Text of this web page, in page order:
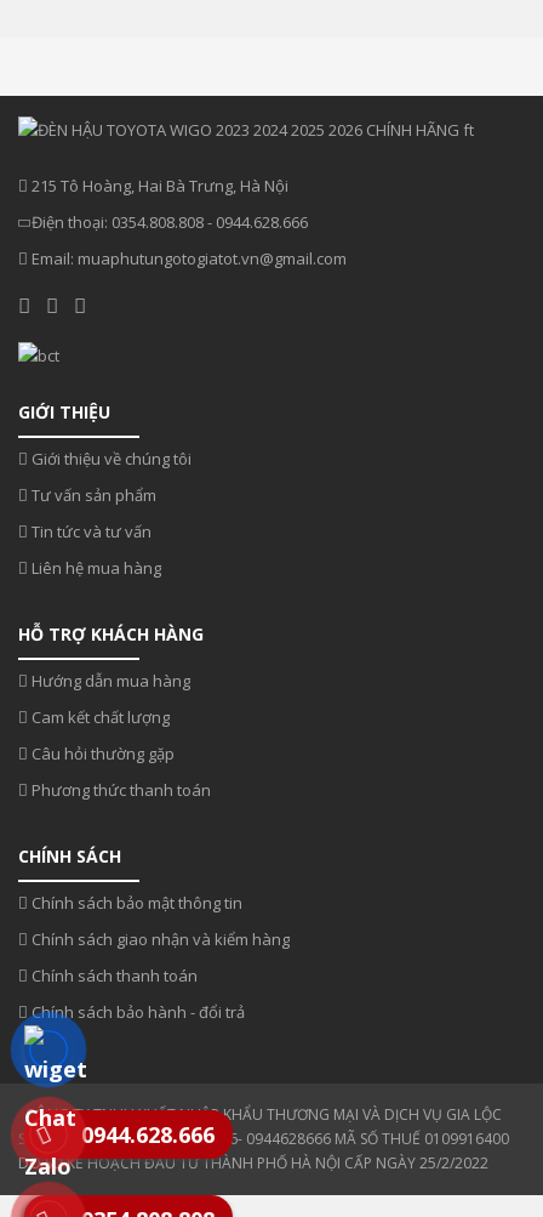
215 Tô Hoàng, Hai Bà Trưng, Hà Nội
Điện thoại: 0354.808.808- 0944.628.666
Email: muaphutungotogiatot.vn@gmail.com
GIỚI THIỆU
Giới thiệu về chúng tôi
Tư vấn sản phẩm
Tin tức và tư vấn
Liên hệ mua hàng
HỖ TRỢ KHÁCH HÀNG
Hướng dẫn mua hàng
Cam kết chất lượng
Câu hỏi thường gặp
Phương thức thanh toán
CHÍNH SÁCH
Chính sách bảo mật thông tin
Chính sách giao nhận và kiểm hàng
Chính sách thanh toán
Chính sách bảo hành - đổi trả
CÔNG TY TNHH XUẤT NHẬP KHẨU THƯƠNG MẠI VÀ DỊCH VỤ GIA LỘC
SĐT: 0354 808 808- 0943330886- 0944628666 MÃ SỐ THUẾ 0109916400
DO SỞ KẾ HOẠCH ĐẦU TƯ THÀNH PHỐ HÀ NỘI CẤP NGÀY 25/2/2022
0944.628.666